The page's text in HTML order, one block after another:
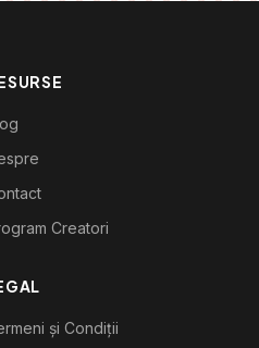
Creatori
și Condiții